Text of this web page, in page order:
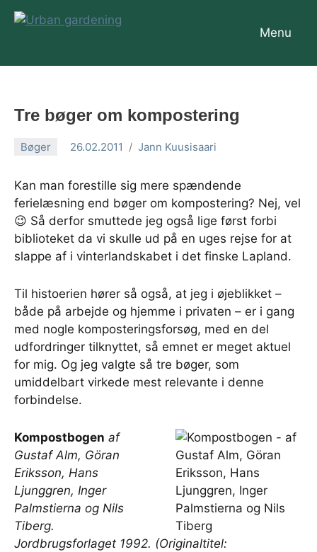
Videre
gardening
Menu
Tre bøger om kompostering
Bøger 26.02.2011 Jann Kuusisaari
Kan man forestille sig mere spændende
ferielæsning end bøger om kompostering? Nej, vel
😉 Så derfor smuttede jeg også lige først forbi
biblioteket da vi skulle ud på en uges rejse for at
slappe af i vinterlandskabet i det finske Lapland.
Til histoerien hører så også, at jeg i øjeblikket –
både på arbejde og hjemme i privaten – er i gang
med nogle komposteringsforsøg, med en del
udfordringer tilknyttet, så emnet er meget aktuel
for mig. Og jeg valgte så tre bøger, som
umiddelbart virkede mest relevante i denne
forbindelse.
Kompostbogen af
Gustaf Alm, Göran
Eriksson, Hans
Ljunggren, Inger
Palmstierna og Nils
Tiberg.
Jordbrugsforlaget 1992. (Originaltitel: